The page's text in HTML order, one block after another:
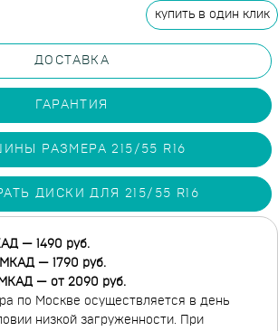
купить в один клик
ДОСТАВКА
ГАРАНТИЯ
РАЗМЕРА 215/55 R16
ДИСКИ ДЛЯ 215/55 R16
— 1490 руб.
— 1790 руб.
— от 2090 руб.
по Москве осуществляется в день
низкой загруженности. При